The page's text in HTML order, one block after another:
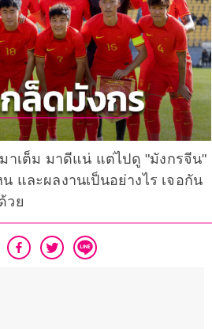
าเต็ม มาดีแน่ แต่ไปดู "มังกรจีน"
และผลงานเป็นอย่างไร เจอกัน
วย